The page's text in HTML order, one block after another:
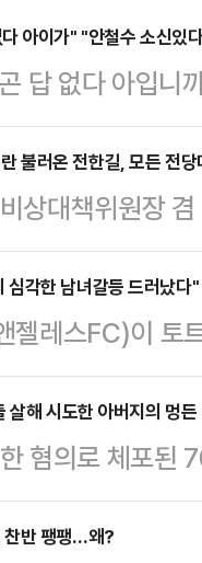
아이가" "안철수 소신있
답 없다 아입니
.""안철수(후보)
방향에 따라 인
일 8·22 전당대
동연설회에 참석
타났다. 대선
주자로 장동혁
불러온 전한길, 모든 전
상대책위원장
보자의 연설을
사 강사 전한길
으로 만든 데
지시했다.송언
킨 전 씨를 포
대회 일정에 출
대…
심각한 남녀갈등 드러났다"
젤레스FC)이 토
매너' 논란에 휩
는 7일(현지시
던 걸까'라는 제
산 논란'과 그
일 서울월드컵
해 시도한 아버지의 멍든
혐의로 체포된
지에서 큰 주
바시시에 거주
찬반 팽팽…왜?